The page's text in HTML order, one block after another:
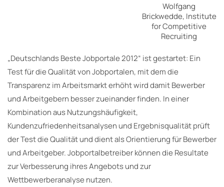
Wolfgang
Brickwedde, Institute
for Competitive
Recruiting
„Deutschlands Beste Jobportale 2012“ ist gestartet: Ein
Test für die Qualität von Jobportalen, mit dem die
Transparenz im Arbeitsmarkt erhöht wird damit Bewerber
und Arbeitgebern besser zueinander finden. In einer
Kombination aus Nutzungshäufigkeit,
Kundenzufriedenheitsanalysen und Ergebnisqualität prüft
der Test die Qualität und dient als Orientierung für Bewerber
und Arbeitgeber. Jobportalbetreiber können die Resultate
zur Verbesserung ihres Angebots und zur
Wettbewerberanalyse nutzen.